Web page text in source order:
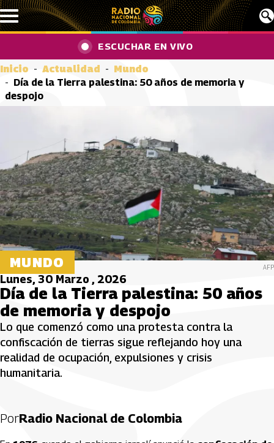
Pasar al contenido principal
ESCUCHAR EN VIVO
Inicio Actualidad
Mundo
Día de la Tierra palestina: 50 años de memoria y
despojo
MUNDO AFP
Lunes, 30 Marzo , 2026
Día de la Tierra palestina: 50 años
de memoria y despojo
Lo que comenzó como una protesta contra la
confiscación de tierras sigue reflejando hoy una
realidad de ocupación, expulsiones y crisis
humanitaria.
PorRadio Nacional de Colombia